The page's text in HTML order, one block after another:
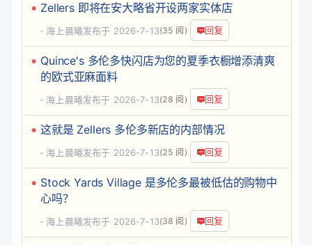
Zellers 即将在安大略省开设两家实体店
海上晨曦 (35 阅) 回复
发布于 2026-7-13
Quince's 多伦多快闪店为您的夏季衣橱增添清爽
的欧式亚麻面料
海上晨曦 (28 阅) 回复
发布于 2026-7-13
这就是 Zellers 多伦多新店的内部情况
海上晨曦 (25 阅) 回复
发布于 2026-7-13
Stock Yards Village 是多伦多最被低估的购物中
心吗？
海上晨曦 (38 阅) 回复
发布于 2026-7-13